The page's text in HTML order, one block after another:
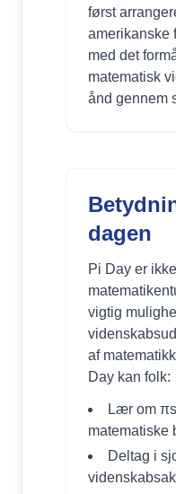
først
amerikanske
med det
matematisk
ånd gennem
dagen
Pi Day er
vigtig
af
Day kan folk:
Lær om
matematiske
Deltag i